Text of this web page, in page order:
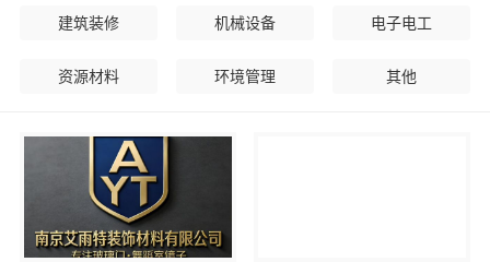
建筑装修 机械设备 电子电工
资源材料 环境管理 其他